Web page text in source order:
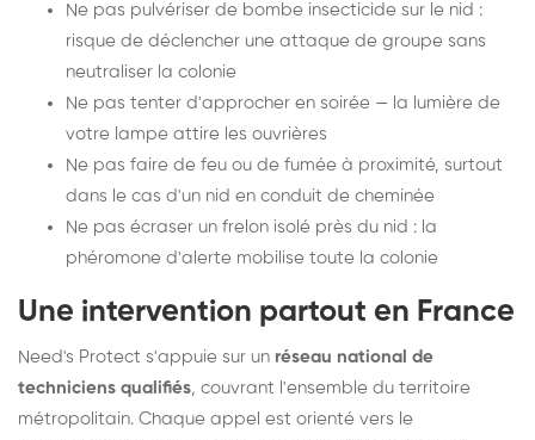
Ne pas pulvériser de bombe insecticide sur le nid :
risque de déclencher une attaque de groupe sans
neutraliser la colonie
Ne pas tenter d'approcher en soirée — la lumière de
votre lampe attire les ouvrières
Ne pas faire de feu ou de fumée à proximité, surtout
dans le cas d'un nid en conduit de cheminée
Ne pas écraser un frelon isolé près du nid : la
phéromone d'alerte mobilise toute la colonie
Une intervention partout en France
Need's Protect s'appuie sur un réseau national de
techniciens qualifiés, couvrant l'ensemble du territoire
métropolitain. Chaque appel est orienté vers le